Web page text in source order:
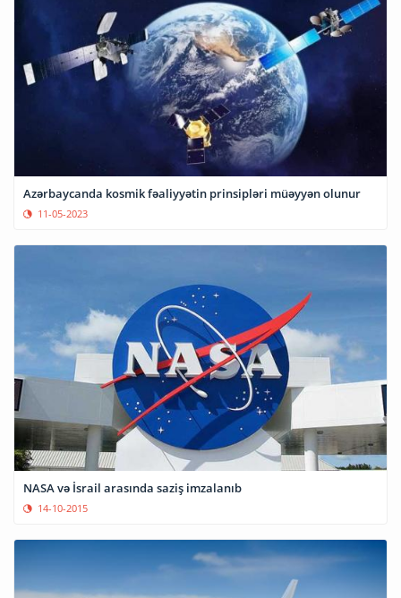
Azərbaycanda kosmik fəaliyyətin prinsipləri müəyyən olunur
11-05-2023
NASA və İsrail arasında saziş imzalanıb
14-10-2015